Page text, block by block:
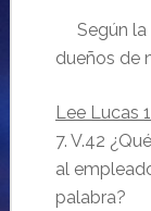
Según la
dueños de
Lee Lucas
7. V.42
al
palabra?